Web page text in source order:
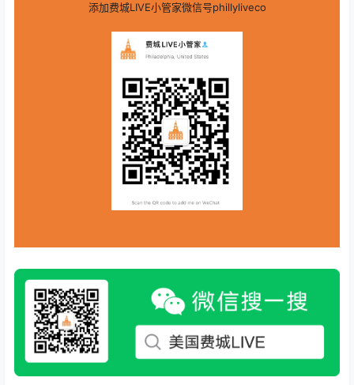
添加费城LIVE小管家微信号phillyliveco